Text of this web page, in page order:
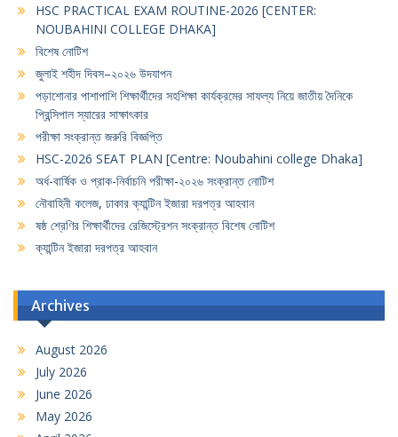
HSC PRACTICAL EXAM ROUTINE-2026 [CENTER:
NOUBAHINI COLLEGE DHAKA]
বিশেষ নোটিশ
জুলাই শহীদ দিবস–২০২৬ উদযাপন
পড়াশোনার পাশাপাশি শিক্ষার্থীদের সহশিক্ষা কার্যক্রমের সাফল্য নিয়ে জাতীয় দৈনিকে
প্রিন্সিপাল স্যারের সাক্ষাৎকার
পরীক্ষা সংক্রান্ত জরুরি বিজ্ঞপ্তি
HSC-2026 SEAT PLAN [Centre: Noubahini college Dhaka]
অর্ধ-বার্ষিক ও প্রাক-নির্বাচনি পরীক্ষা-২০২৬ সংক্রান্ত নোটিশ
নৌবাহিনী কলেজ, ঢাকার ক্যান্টিন ইজারা দরপত্র আহবান
ষষ্ঠ শ্রেণির শিক্ষার্থীদের রেজিস্ট্রেশন সংক্রান্ত বিশেষ নোটিশ
ক্যান্টিন ইজারা দরপত্র আহবান
Archives
August 2026
July 2026
June 2026
May 2026